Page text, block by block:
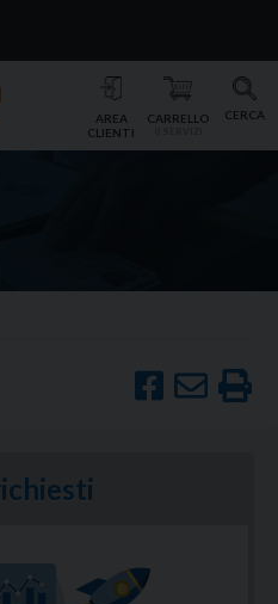
CERCA
CARRELLO
AREA
CLIENTI